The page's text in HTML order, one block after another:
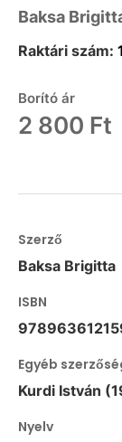
Baksa
Raktári szám:
Borító ár
2 800 Ft
Szerző
Baksa Brigitta
ISBN
Egyéb
Kurdi István
Nyelv